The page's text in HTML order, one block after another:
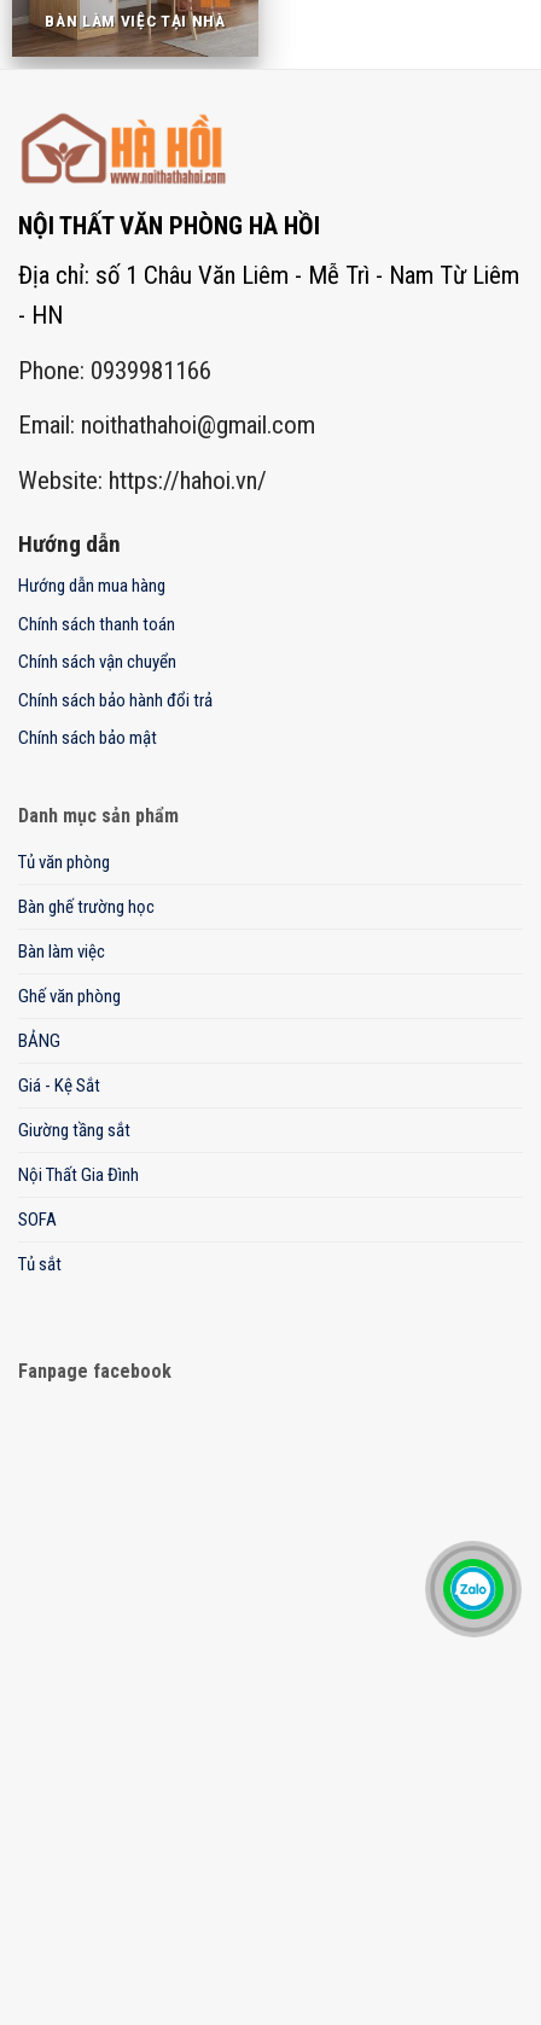
BÀN LÀM VIỆC TẠI NHÀ
NỘI THẤT VĂN PHÒNG HÀ HỒI
Địa chỉ: số 1 Châu Văn Liêm - Mễ Trì - Nam Từ Liêm
- HN
Phone: 0939981166
Email: noithathahoi@gmail.com
Website: https://hahoi.vn/
Hướng dẫn
Hướng dẫn mua hàng
Chính sách thanh toán
Chính sách vận chuyển
Chính sách bảo hành đổi trả
Chính sách bảo mật
Danh mục sản phẩm
Tủ văn phòng
Bàn ghế trường học
Bàn làm việc
Ghế văn phòng
BẢNG
Giá - Kệ Sắt
Giường tầng sắt
Nội Thất Gia Đình
SOFA
Tủ sắt
Fanpage facebook